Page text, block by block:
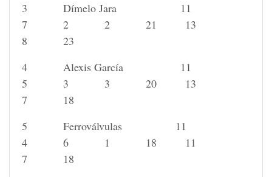
3 Dímelo Jara 11
7 2 2 21 13
8 23
4 Alexis García 11
5 3 3 20 13
7 18
5 Ferroválvulas 11
4 6 1 18 11
7 18